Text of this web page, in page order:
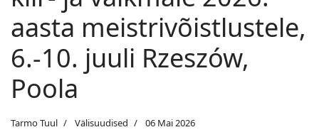
aasta meistrivõistlustele,
6.-10. juuli Rzeszów,
Poola
Tarmo Tuul Välisuudised 06 Mai 2026